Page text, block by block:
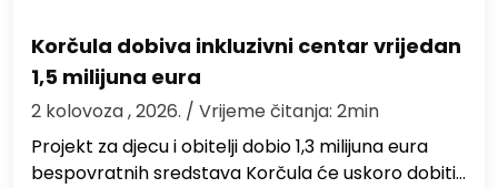
Korčula dobiva inkluzivni centar vrijedan
1,5 milijuna eura
2 kolovoza , 2026. / Vrijeme čitanja: 2min
Projekt za djecu i obitelji dobio 1,3 milijuna eura
bespovratnih sredstava Korčula će uskoro dobiti…